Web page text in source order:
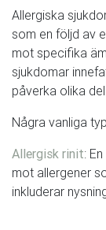
Allergiska
som en följd av
mot specifika
sjukdomar
påverka olika
Några vanliga
Allergisk rinit:
mot allergener
inkluderar